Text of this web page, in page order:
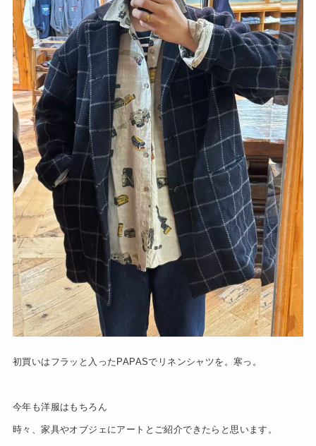
初買いはフラッと入ったPAPASでリネンシャツを。寒っ。
今年も洋服はもちろん
時々、家具やオブジェにアートとご紹介できたらと思います。